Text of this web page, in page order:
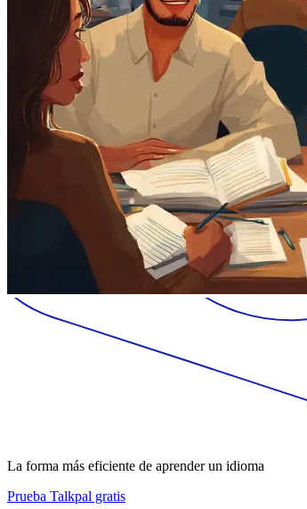
La forma más eficiente de aprender un idioma
Prueba Talkpal gratis